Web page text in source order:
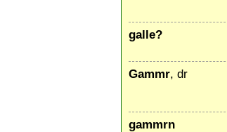
galle?
Gammr, dr
gammrn